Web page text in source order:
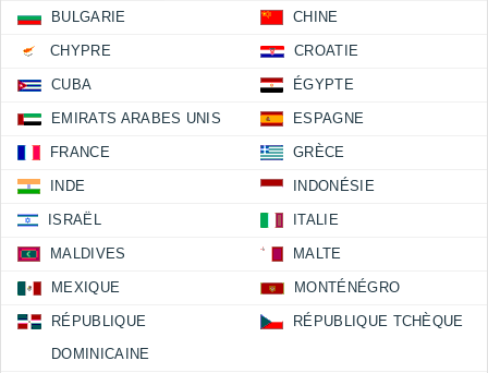
BULGARIE CHINE
CHYPRE CROATIE
CUBA ÉGYPTE
EMIRATS ARABES UNIS ESPAGNE
FRANCE GRÈCE
INDE INDONÉSIE
ISRAËL ITALIE
MALDIVES MALTE
MEXIQUE MONTÉNÉGRO
RÉPUBLIQUE
DOMINICAINE
RÉPUBLIQUE TCHÈQUE